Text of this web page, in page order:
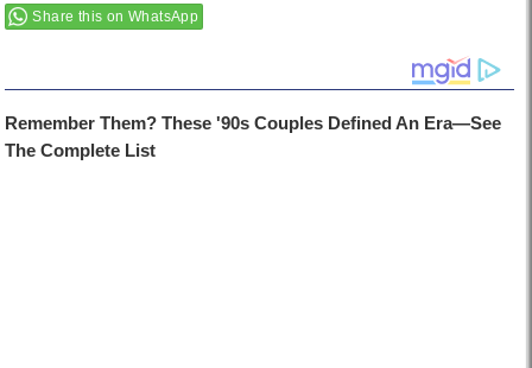
Share this on WhatsApp